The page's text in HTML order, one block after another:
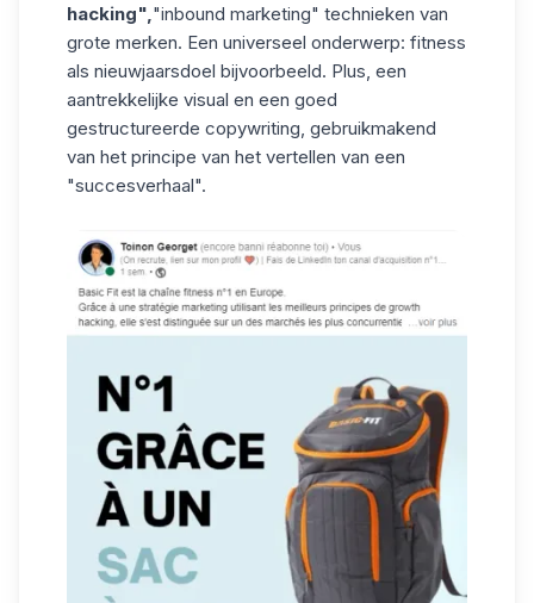
hacking", "inbound marketing" technieken van
grote merken. Een universeel onderwerp: fitness
als nieuwjaarsdoel bijvoorbeeld. Plus, een
aantrekkelijke visual en een goed
gestructureerde copywriting, gebruikmakend
van het principe van het vertellen van een
"succesverhaal".